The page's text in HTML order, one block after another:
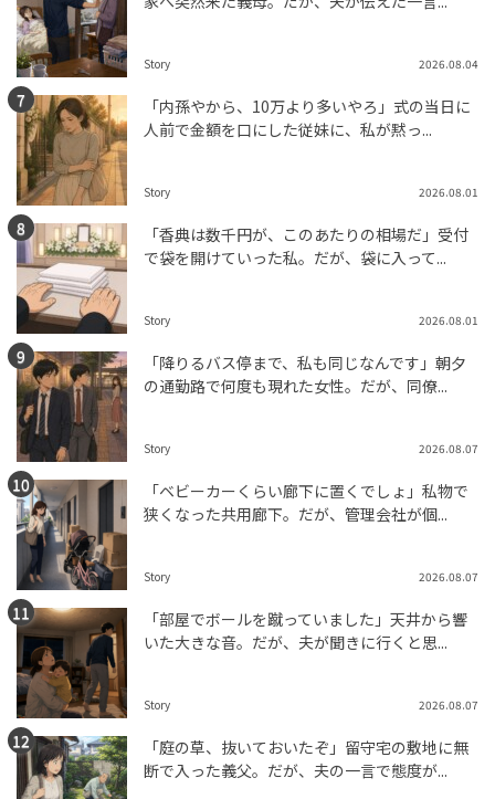
Story 2026.08.04
「内孫やから、10万より多いやろ」式の当日に
人前で金額を口にした従妹に、私が黙っ...
Story 2026.08.01
「香典は数千円が、このあたりの相場だ」受付
で袋を開けていった私。だが、袋に入って...
Story 2026.08.01
「降りるバス停まで、私も同じなんです」朝夕
の通勤路で何度も現れた女性。だが、同僚...
Story 2026.08.07
「ベビーカーくらい廊下に置くでしょ」私物で
狭くなった共用廊下。だが、管理会社が個...
Story 2026.08.07
「部屋でボールを蹴っていました」天井から響
いた大きな音。だが、夫が聞きに行くと思...
Story 2026.08.07
「庭の草、抜いておいたぞ」留守宅の敷地に無
断で入った義父。だが、夫の一言で態度が...